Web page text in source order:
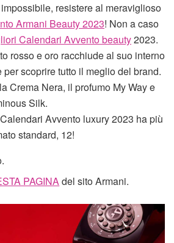
resistere al meraviglioso
Armani Beauty 2023! Non a caso
Calendari Avvento beauty2023.
rosso e oro racchiude al suo interno
per scoprire tutto il meglio del brand.
Crema Nera, il profumo My Way e
Silk.
Avvento luxury 2023 ha più
standard, 12!
PAGINAdel sito Armani.